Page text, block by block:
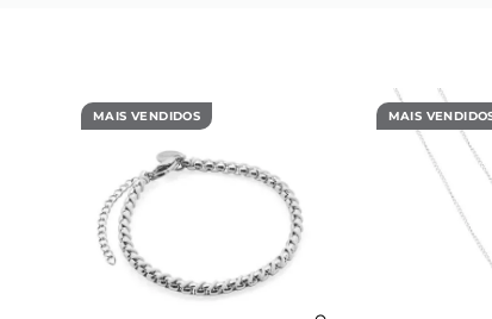
- Cor:
- Material:
- Modelo:
MAIS VENDIDOS MAIS